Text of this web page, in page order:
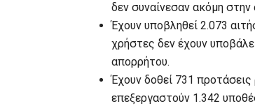
δεν συναίνεσαν ακόμη
Έχουν υποβληθεί 2.073
χρήστες δεν έχουν
απορρήτου.
Έχουν δοθεί 731 προτάσεις
επεξεργαστούν 1.342